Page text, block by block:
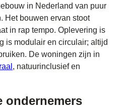
in Nederland van puur
Het bouwen ervan stoot
in rap tempo. Oplevering is
is modulair en circulair; altijd
De woningen zijn in
, natuurinclusief en
ondernemers